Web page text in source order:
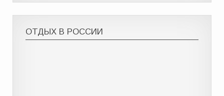
ОТДЫХ В РОССИИ